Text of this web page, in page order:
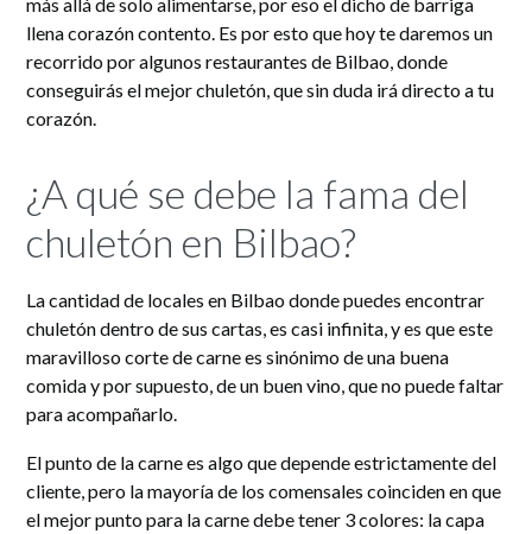
llena corazón contento. Es por esto que hoy te daremos un
recorrido por algunos restaurantes de Bilbao, donde
conseguirás el mejor chuletón, que sin duda irá directo a tu
corazón.
¿A qué se debe la fama del
chuletón en Bilbao?
La cantidad de locales en Bilbao donde puedes encontrar
chuletón dentro de sus cartas, es casi infinita, y es que este
maravilloso corte de carne es sinónimo de una buena
comida y por supuesto, de un buen vino, que no puede faltar
para acompañarlo.
El punto de la carne es algo que depende estrictamente del
cliente, pero la mayoría de los comensales coinciden en que
el mejor punto para la carne debe tener 3 colores: la capa